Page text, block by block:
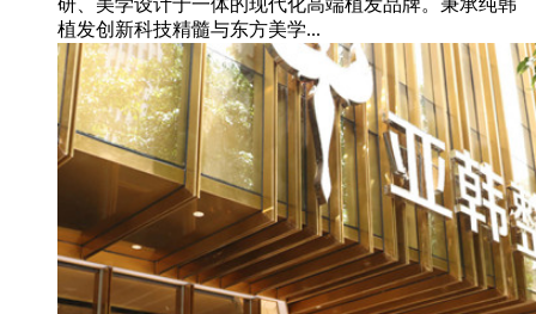
植发创新科技精髓与东方美学...